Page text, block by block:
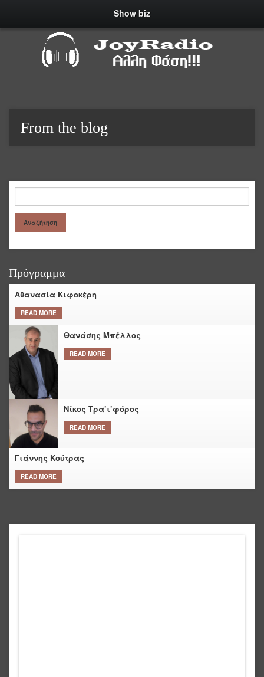
Show biz
From the blog
Πρόγραμμα
Αθανασία Κιφοκέρη
READ MORE
Θανάσης Μπέλλος
READ MORE
Νίκος Τρα’ι’φόρος
READ MORE
Γιάννης Κούτρας
READ MORE